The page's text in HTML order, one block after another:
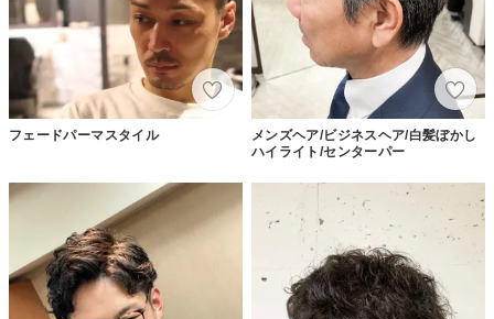
フェードパーマスタイル
メンズヘア/ビジネスヘア/白髪ぼかし
ハイライト/センターパー